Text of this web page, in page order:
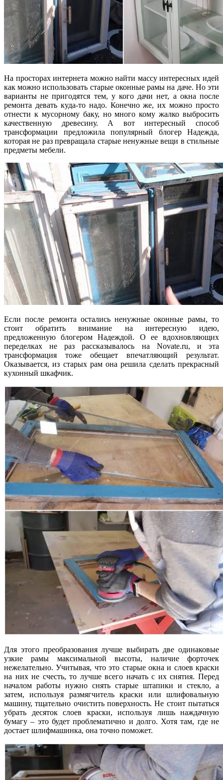
На просторах интернета можно найти массу интересных идей
как можно использовать старые оконные рамы на даче. Но эти
варианты не пригодятся тем, у кого дачи нет, а окна после
ремонта девать куда-то надо. Конечно же, их можно просто
отнести к мусорному баку, но много комужалко выбросить
качественную древесину. А вот интересный способ
трансформации предложила популярный блогер Надежда,
которая не раз превращала старые ненужные вещи в стильные
предметы мебели.
Если после ремонта остались ненужные оконные рамы, то
стоит обратить внимание на интересную идею,
предложенную блогером Надеждой. О ее вдохновляющих
переделках не раз рассказывалось на Novate.ru, и эта
трансформация тоже обещает впечатляющий результат.
Оказывается, из старых рам она решила сделать прекрасный
кухонный шкафчик.
Для этого преобразования лучше выбирать две одинаковые
узкие рамы максимальной высоты, наличие форточек
нежелательно. Учитывая, что это старые окна и слоев краски
на них не счесть, то лучше всего начать с их снятия. Перед
началом работы нужно снять старые штапики и стекло, а
затем, используя размягчитель краски или шлифовальную
машину, тщательно очистить поверхность. Не стоит пытаться
убрать десяток слоев краски, используя лишь наждачную
бумагу – это будет проблематично и долго. Хотя там, где не
достает шлифмашинка, она точно поможет.